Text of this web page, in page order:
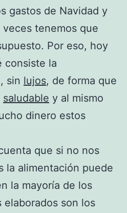
gastos de Navidad y
tenemos que
Por eso, hoy
consiste la
sin lujos, de forma que
saludable y al mismo
dinero estos
que si no nos
la alimentación puede
la mayoría de los
elaborados son los